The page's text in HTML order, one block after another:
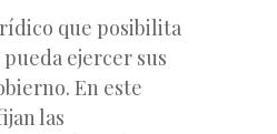
que posibilita
ejercer sus
En este
las